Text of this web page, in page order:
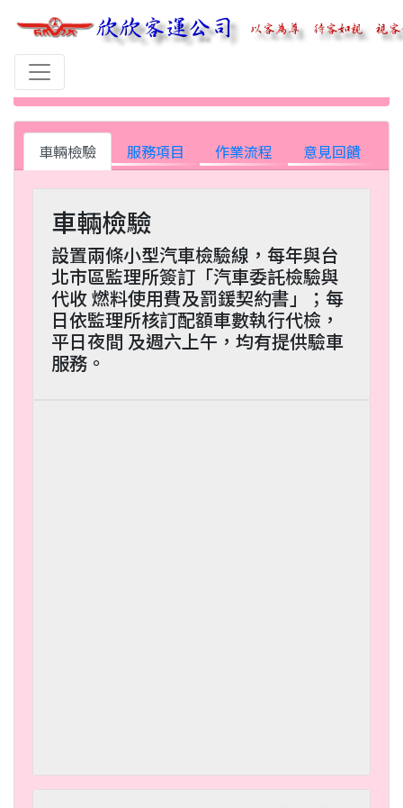
首頁
車輛檢驗 服務項目 作業流程 意見回饋
車輛檢驗
設置兩條小型汽車檢驗線，每年與台
北市區監理所簽訂「汽車委託檢驗與
代收 燃料使用費及罰鍰契約書」；每
日依監理所核訂配額車數執行代檢，
平日夜間 及週六上午，均有提供驗車
服務。